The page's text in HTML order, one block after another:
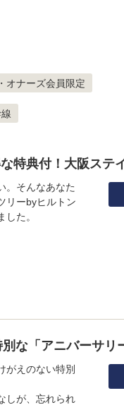
オナーズ会員限定
特典付！大阪ステ
。そんなあなた
リーbyヒルトン
た。
な「アニバーサリ
がえのない特別
しが、忘れられ